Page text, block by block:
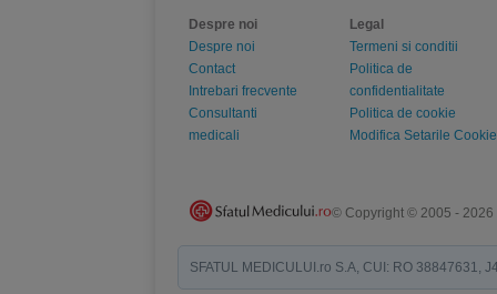
Despre noi
Despre noi
Contact
Intrebari frecvente
Consultanti
medicali
Legal
Termeni si conditii
Politica de
confidentialitate
Politica de cookie
Modifica Setarile Cookie
© Copyright © 2005 - 2026
SFATUL MEDICULUI.ro S.A, CUI: RO 38847631,